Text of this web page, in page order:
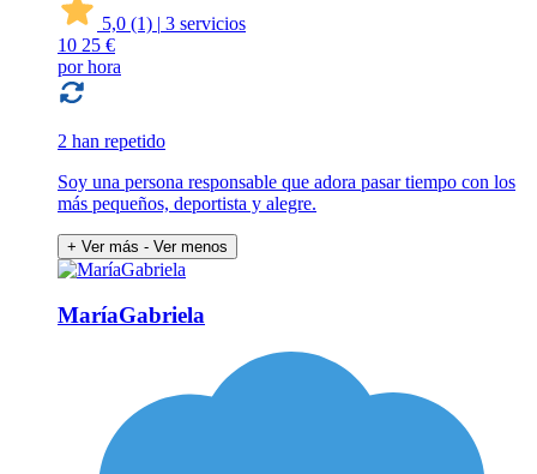
5,0 (1) | 3 servicios
10 25 €
por hora
2 han repetido
Soy una persona responsable que adora pasar tiempo con los
más pequeños, deportista y alegre.
+ Ver más - Ver menos
MaríaGabriela